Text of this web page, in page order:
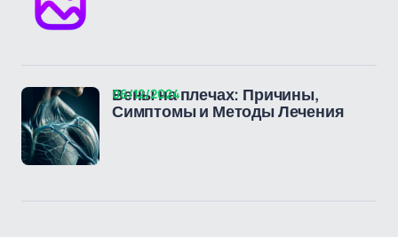
Вены на плечах: Причины,
Симптомы и Методы Лечения
06/12/2024